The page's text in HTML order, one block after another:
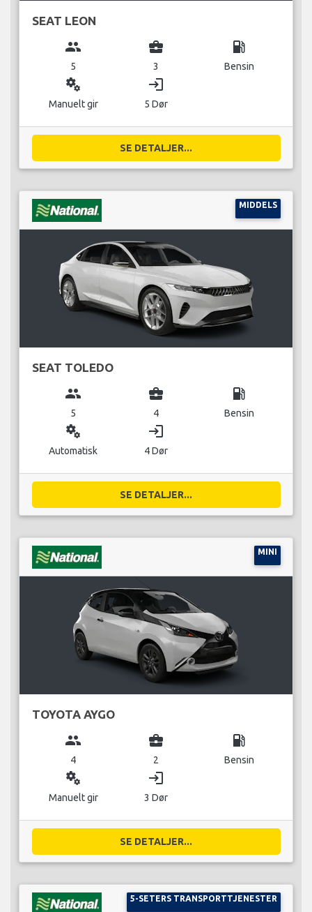
SEAT LEON
group
5
business_center
3
local_gas_station
Bensin
miscellaneous_services
Manuelt gir
login
5 Dør
SE DETALJER...
MIDDELS
SEAT TOLEDO
group
5
business_center
4
local_gas_station
Bensin
miscellaneous_services
Automatisk
login
4 Dør
SE DETALJER...
MINI
TOYOTA AYGO
group
4
business_center
2
local_gas_station
Bensin
miscellaneous_services
Manuelt gir
login
3 Dør
SE DETALJER...
5-SETERS TRANSPORTTJENESTER